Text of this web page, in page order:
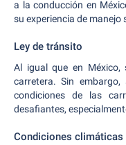
a la conducción en
su experiencia de manejo
Ley de tránsito
Al igual que en México,
carretera. Sin
condiciones de las
desafiantes,
Condiciones climáticas